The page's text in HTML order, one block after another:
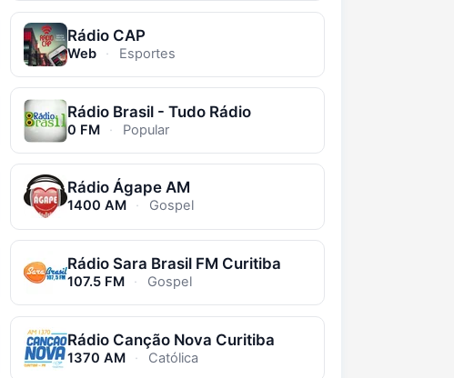
Rádio CAP
Web · Esportes
Rádio Brasil - Tudo Rádio
0 FM · Popular
Rádio Ágape AM
1400 AM · Gospel
Rádio Sara Brasil FM Curitiba
107.5 FM · Gospel
Rádio Canção Nova Curitiba
1370 AM · Católica